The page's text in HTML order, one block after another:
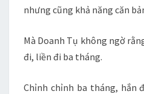
nhưng cũng khả năng căn
Mà Doanh Tụ không ngờ
đi, liền đi ba tháng.
Chỉnh chỉnh ba tháng, hắn